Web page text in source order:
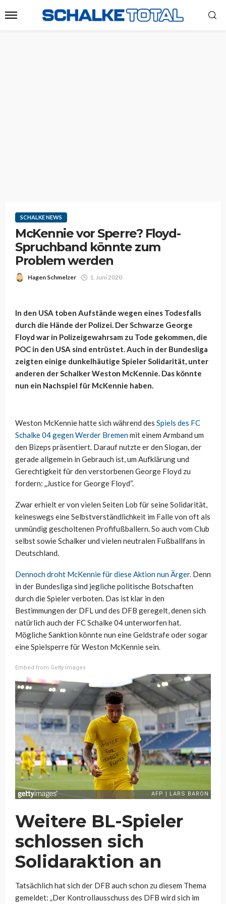
SCHALKE NEWS
McKennie vor Sperre? Floyd-
Spruchband könnte zum
Problem werden
Hagen Schmelzer 1. Juni 2020
In den USA toben Aufstände wegen eines Todesfalls
durch die Hände der Polizei. Der Schwarze George
Floyd war in Polizeigewahrsam zu Tode gekommen, die
POC in den USA sind entrüstet. Auch in der Bundesliga
zeigten einige dunkelhäutige Spieler Solidarität, unter
anderen der Schalker Weston McKennie. Das könnte
nun ein Nachspiel für McKennie haben.
Weston McKennie hatte sich während des Spiels des FC
Schalke 04 gegen Werder Bremenmit einem Armband um
den Bizeps präsentiert. Darauf nutzte er den Slogan, der
gerade allgemein in Gebrauch ist, um Aufklärung und
Gerechtigkeit für den verstorbenen George Floyd zu
fordern: „Justice for George Floyd“.
Zwar erhielt er von vielen Seiten Lob für seine Solidarität,
keineswegs eine Selbstverständlichkeit im Falle von oft als
unmündig gescholtenen Profifußballern. So auch vom Club
selbst sowie Schalker und vielen neutralen Fußballfans in
Deutschland.
Dennoch droht McKennie für diese Aktion nun Ärger. Denn
in der Bundesliga sind jegliche politische Botschaften
durch die Spieler verboten. Das ist klar in den
Bestimmungen der DFL und des DFB geregelt, denen sich
natürlich auch der FC Schalke 04 unterworfen hat.
Mögliche Sanktion könnte nun eine Geldstrafe oder sogar
eine Spielsperre für Weston McKennie sein.
Embed from Getty Images
Weitere BL-Spieler
schlossen sich
Solidaraktion an
Tatsächlich hat sich der DFB auch schon zu diesem Thema
gemeldet: „Der Kontrollausschuss des DFB wird sich im